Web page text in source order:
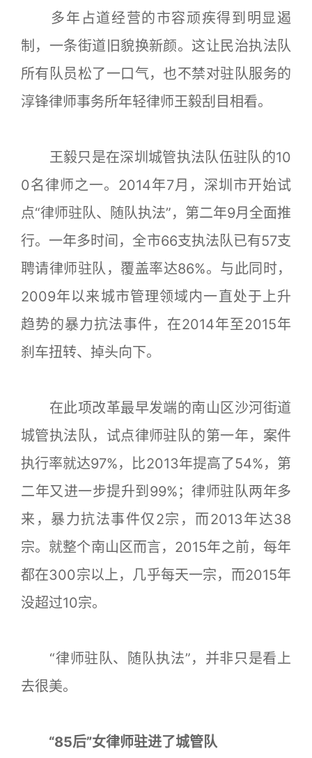
多年占道经营的市容顽疾得到明显遏
制，一条街道旧貌换新颜。这让民治执法队
所有队员松了一口气，也不禁对驻队服务的
淳锋律师事务所年轻律师王毅刮目相看。
王毅只是在深圳城管执法队伍驻队的10
0名律师之一。2014年7月，深圳市开始试
点“律师驻队、随队执法”，第二年9月全面推
行。一年多时间，全市66支执法队已有57支
聘请律师驻队，覆盖率达86%。与此同时，
2009年以来城市管理领域内一直处于上升
趋势的暴力抗法事件，在2014年至2015年
刹车扭转、掉头向下。
在此项改革最早发端的南山区沙河街道
城管执法队，试点律师驻队的第一年，案件
执行率就达97%，比2013年提高了54%，第
二年又进一步提升到99%；律师驻队两年多
来，暴力抗法事件仅2宗，而2013年达38
宗。就整个南山区而言，2015年之前，每年
都在300宗以上，几乎每天一宗，而2015年
没超过10宗。
“律师驻队、随队执法”，并非只是看上
去很美。
“85后”女律师驻进了城管队